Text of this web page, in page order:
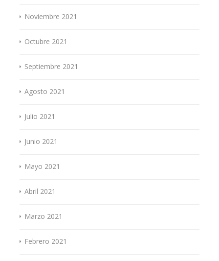
Noviembre 2021
Octubre 2021
Septiembre 2021
Agosto 2021
Julio 2021
Junio 2021
Mayo 2021
Abril 2021
Marzo 2021
Febrero 2021